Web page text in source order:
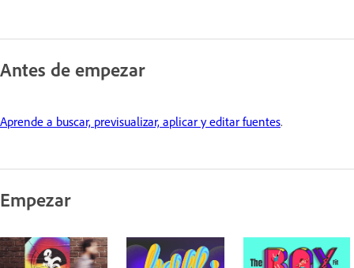
Antes de empezar
Aprende a buscar, previsualizar, aplicar y editar fuentes.
Empezar